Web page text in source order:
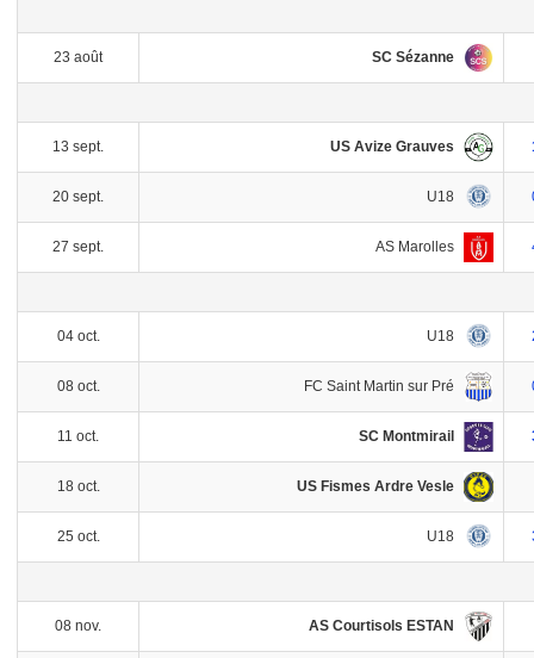
23 août SC Sézanne
13 sept. US Avize Grauves
20 sept. U18
27 sept. AS Marolles
04 oct. U18
08 oct. FC Saint Martin sur Pré
11 oct. SC Montmirail
18 oct. US Fismes Ardre Vesle
25 oct. U18
08 nov. AS Courtisols ESTAN